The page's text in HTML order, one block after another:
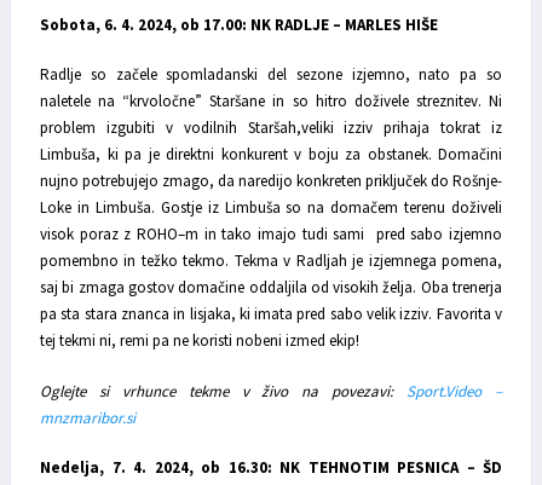
Sobota, 6. 4. 2024, ob 17.00: NK RADLJE – MARLES HIŠE
Radlje so začele spomladanski del sezone izjemno, nato pa so
naletele na “krvoločne” Staršane in so hitro doživele streznitev. Ni
problem izgubiti v vodilnih Staršah,veliki izziv prihaja tokrat iz
Limbuša, ki pa je direktni konkurent v boju za obstanek. Domačini
nujno potrebujejo zmago, da naredijo konkreten priključek do Rošnje-
Loke in Limbuša. Gostje iz Limbuša so na domačem terenu doživeli
visok poraz z ROHO–m in tako imajo tudi sami pred sabo izjemno
pomembno in težko tekmo. Tekma v Radljah je izjemnega pomena,
saj bi zmaga gostov domačine oddaljila od visokih želja. Oba trenerja
pa sta stara znanca in lisjaka, ki imata pred sabo velik izziv. Favorita v
tej tekmi ni, remi pa ne koristi nobeni izmed ekip!
Oglejte si vrhunce tekme v živo na povezavi: Sport.Video –
mnzmaribor.si
Nedelja, 7. 4. 2024, ob 16.30: NK TEHNOTIM PESNICA – ŠD